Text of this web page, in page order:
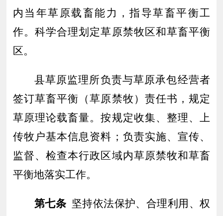
内当年草原载畜能力，指导草畜平衡工
作。科学合理划定草原禁牧区和草畜平衡
区。
县草原监理所负责与草原承包经营者
签订草畜平衡（草原禁牧）责任书，规定
草原理论载畜量。按规定收集、整理、上
传牧户基本信息资料；负责实施、宣传、
监督、检查本行政区域内草原禁牧和草畜
平衡地落实工作。
第七条 坚持依法保护、合理利用、权